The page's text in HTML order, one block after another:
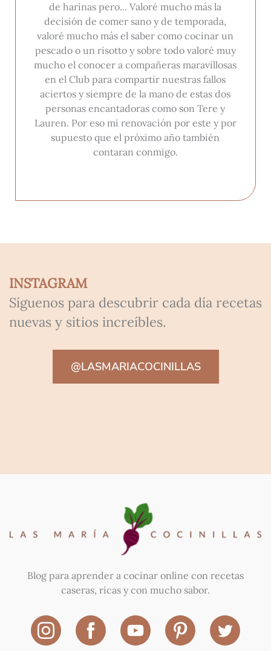
de harinas pero... Valoré mucho más la
decisión de comer sano y de temporada,
valoré mucho más el saber como cocinar un
pescado o un risotto y sobre todo valoré muy
mucho el conocer a compañeras maravillosas
en el Club para compartir nuestras fallos
aciertos y siempre de la mano de estas dos
personas encantadoras como son Tere y
Lauren. Por eso mi renovación por este y por
supuesto que el próximo año también
contaran conmigo.
INSTAGRAM
Síguenos para descubrir cada día recetas
nuevas y sitios increíbles.
@LASMARIACOCINILLAS
Blog para aprender a cocinar online con recetas
caseras, ricas y con mucho sabor.